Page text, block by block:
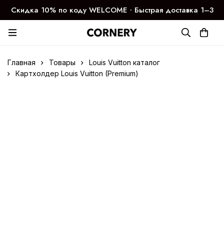
Скидка 10% по коду WELCOME ∙ Быстрая доставка 1–3
дня
Главная Товары
Louis Vuitton каталог
Картхолдер Louis Vuitton (Premium)